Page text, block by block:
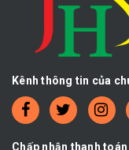
Kênh thông tin của
Chấp nhận thanh toán